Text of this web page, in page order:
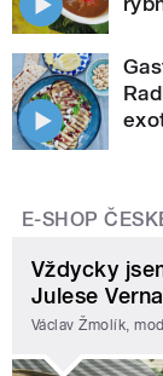
E-SHOP
Vždycky
Julese
Václav Žmolík,